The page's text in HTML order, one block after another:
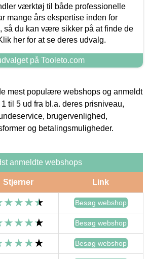
værktøj til både professionelle
mange års ekspertise inden for
du kan være sikker på at finde de
her for at se deres udvalg.
på Tooleto.com
mest populære webshops og anmeldt
til 5 ud fra bl.a. deres prisniveau,
brugervenlighed,
og betalingsmuligheder.
anmeldte webshops
Stjerner Link
Besøg webshop
Besøg webshop
Besøg webshop